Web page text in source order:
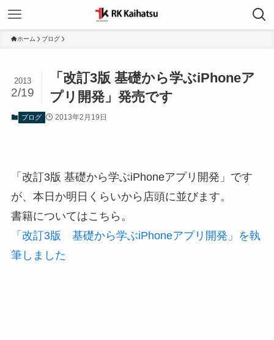
ホーム ブログ
「改訂3版 基礎から学ぶiPhoneア
プリ開発」発売です
2013
2/19
ブログ 2013年2月19日
「改訂3版 基礎から学ぶiPhoneアプリ開発」です
が、本日か明日くらいから店頭に並びます。
書籍についてはこちら。
「改訂3版 基礎から学ぶiPhoneアプリ開発」を執
筆しました